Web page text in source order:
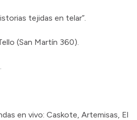
tejidas en telar”.
(San Martín 360).
en vivo: Caskote, Artemisas, El